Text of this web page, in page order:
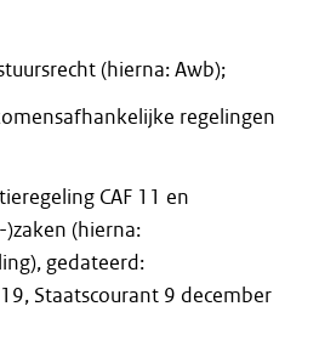
(hierna: Awb);
regelingen
CAF 11 en
)zaken (hierna:
gedateerd:
Staatscourant 9 december